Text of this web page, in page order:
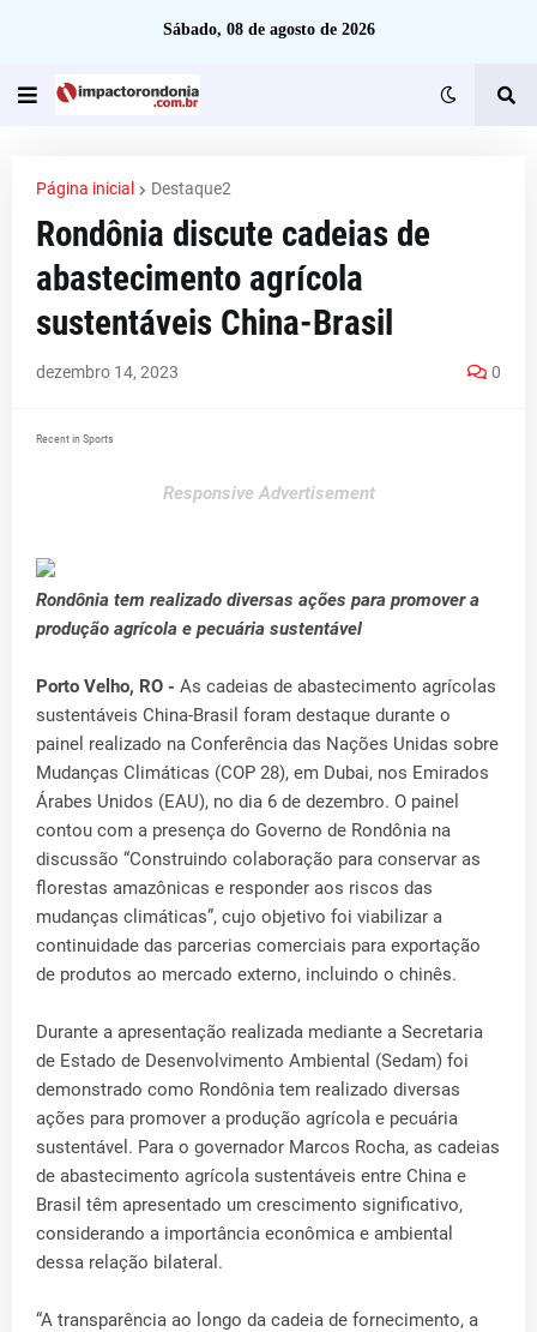
Sábado, 08 de agosto de 2026
Página inicial Destaque2
Rondônia discute cadeias de
abastecimento agrícola
sustentáveis China-Brasil
dezembro 14, 2023 0
Recent in Sports
Responsive Advertisement
Rondônia tem realizado diversas ações para promover a
produção agrícola e pecuária sustentável
Porto Velho, RO - As cadeias de abastecimento agrícolas
sustentáveis China-Brasil foram destaque durante o
painel realizado na Conferência das Nações Unidas sobre
Mudanças Climáticas (COP 28), em Dubai, nos Emirados
Árabes Unidos (EAU), no dia 6 de dezembro. O painel
contou com a presença do Governo de Rondônia na
discussão “Construindo colaboração para conservar as
florestas amazônicas e responder aos riscos das
mudanças climáticas”, cujo objetivo foi viabilizar a
continuidade das parcerias comerciais para exportação
de produtos ao mercado externo, incluindo o chinês.
Durante a apresentação realizada mediante a Secretaria
de Estado de Desenvolvimento Ambiental (Sedam) foi
demonstrado como Rondônia tem realizado diversas
ações para promover a produção agrícola e pecuária
sustentável. Para o governador Marcos Rocha, as cadeias
de abastecimento agrícola sustentáveis entre China e
Brasil têm apresentado um crescimento significativo,
considerando a importância econômica e ambiental
dessa relação bilateral.
“A transparência ao longo da cadeia de fornecimento, a